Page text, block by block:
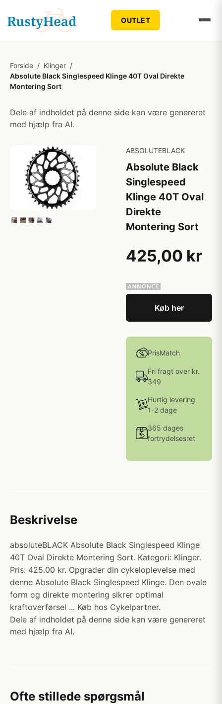
OUTLET
Forside / Klinger /
Absolute Black Singlespeed Klinge 40T Oval Direkte
Montering Sort
Dele af indholdet på denne side kan være genereret
med hjælp fra AI.
ABSOLUTEBLACK
Absolute Black
Singlespeed
Klinge 40T Oval
Direkte
Montering Sort
425,00 kr
Køb her
PrisMatch
Fri fragt over kr.
349
Hurtig levering
1-2 dage
365 dages
fortrydelsesret
Beskrivelse
absoluteBLACK Absolute Black Singlespeed Klinge
40T Oval Direkte Montering Sort. Kategori: Klinger.
Pris: 425.00 kr. Opgrader din cykeloplevelse med
denne Absolute Black Singlespeed Klinge. Den ovale
form og direkte montering sikrer optimal
kraftoverførsel ... Køb hos Cykelpartner.
Dele af indholdet på denne side kan være genereret
med hjælp fra AI.
Ofte stillede spørgsmål